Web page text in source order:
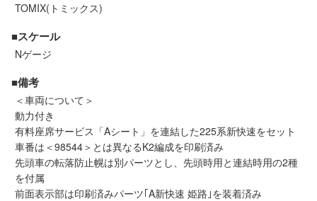
中部
中国・四国
お役立ち情報
鉄道模型の情報 商品レビュー
TOMIX(トミックス)
■スケール
Nゲージ
■備考
＜車両について＞
動力付き
有料座席サービス「Aシート」を連結した225系新快速をセット
車番は＜98544＞とは異なるK2編成を印刷済み
先頭車の転落防止幌は別パーツとし、先頭時用と連結時用の2種
を付属
前面表示部は印刷済みパーツ｢A新快速 姫路｣を装着済み